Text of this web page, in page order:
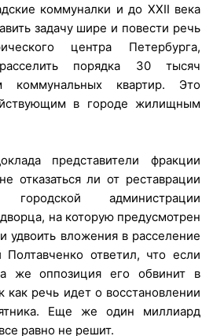
коммуналки и до XXII века
задачу шире и повести речь
центра Петербурга,
порядка 30 тысяч
коммунальных квартир. Это
в городе жилищным
представители фракции
отказаться ли от реставрации
администрации
на которую предусмотрен
удвоить вложения в расселение
Полтавченко ответил, что если
же оппозиция его обвинит в
как речь идет о восстановлении
Еще же один миллиард
равно не решит.